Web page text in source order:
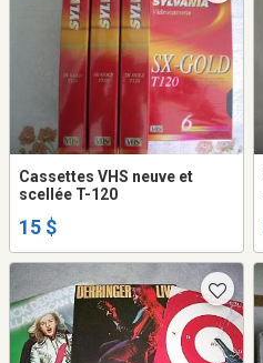
Cassettes VHS neuve et
scellée T-120
15 $